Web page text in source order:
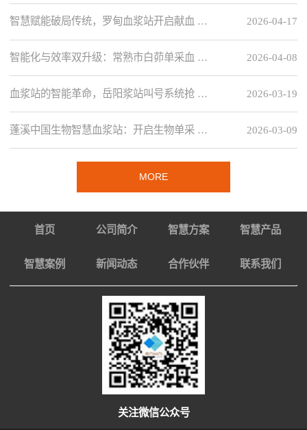
2026-04-17
智慧赋能破局传统，罗甸血浆站开启献血 …
2026-04-08
智能化与效率双升级：常熟市白茆单采血 …
2026-03-19
血浆站的智能革命，岳阳浆站叫号系统抢 …
2026-03-09
蓬溪中国生物智慧血浆站：开启生物单采 …
MORE
首页 公司简介 智慧方案 智慧产品
智慧案例 新闻动态 合作伙伴 联系我们
关注微信公众号